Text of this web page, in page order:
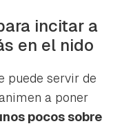
incitar a
en el nido
puede servir de
a poner
pocos sobre